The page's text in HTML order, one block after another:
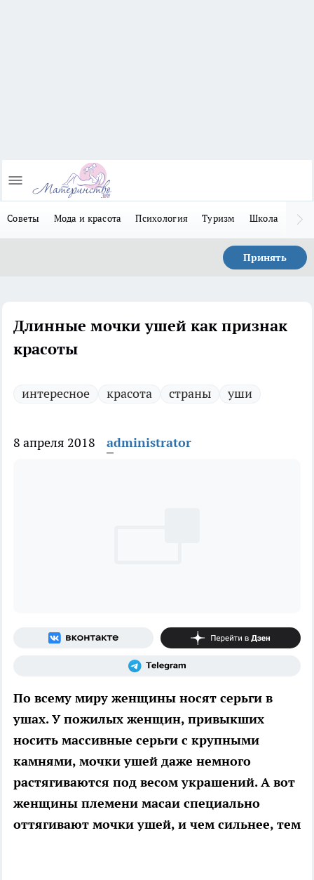
Советы Мода и красота Психология Туризм Школа
Принять
Длинные мочки ушей как признак
красоты
интересное красота страны уши
8 апреля 2018 administrator
По всему миру женщины носят серьги в
ушах. У пожилых женщин, привыкших
носить массивные серьги с крупными
камнями, мочки ушей даже немного
растягиваются под весом украшений. А вот
женщины племени масаи специально
оттягивают мочки ушей, и чем сильнее, тем